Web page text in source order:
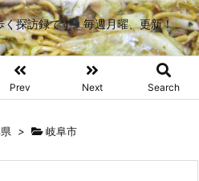
探訪録です。毎週月曜、更新！
Prev Next Search
> 岐阜市